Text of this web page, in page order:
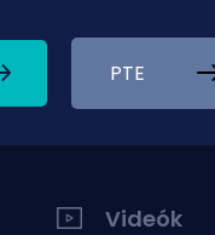
PTE
Videók